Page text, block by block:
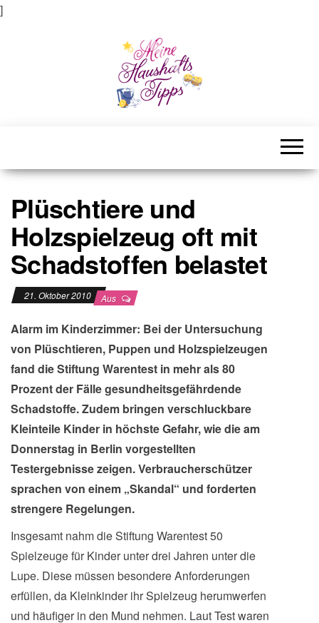
]
Plüschtiere und
Holzspielzeug oft mit
Schadstoffen belastet
21. Oktober 2010 Aus
Alarm im Kinderzimmer: Bei der Untersuchung
von Plüschtieren, Puppen und Holzspielzeugen
fand die Stiftung Warentest in mehr als 80
Prozent der Fälle gesundheitsgefährdende
Schadstoffe. Zudem bringen verschluckbare
Kleinteile Kinder in höchste Gefahr, wie die am
Donnerstag in Berlin vorgestellten
Testergebnisse zeigen. Verbraucherschützer
sprachen von einem „Skandal“ und forderten
strengere Regelungen.
Insgesamt nahm die Stiftung Warentest 50
Spielzeuge für Kinder unter drei Jahren unter die
Lupe. Diese müssen besondere Anforderungen
erfüllen, da Kleinkinder ihr Spielzeug herumwerfen
und häufiger in den Mund nehmen. Laut Test waren